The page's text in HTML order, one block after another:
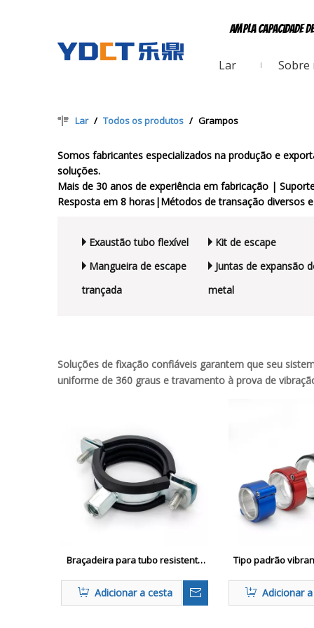
Ampla capacidade
Lar Sobre
Lar / Todos os produtos / Grampos
Somos fabricantes especializados na produção e
soluções.
Mais de 30 anos de experiência em fabricação |
Resposta em 8 horas|Métodos de transação diversos
Exaustão tubo flexível Kit de escape
Mangueira de escape
trançada
Juntas de expansão
metal
Soluções de fixação confiáveis ​​garantem que seu
uniforme de 360 ​​graus e travamento à prova de
Braçadeira para tubo resistente
Adicionar a cesta
Tipo padrão
de serviço
Adicionar